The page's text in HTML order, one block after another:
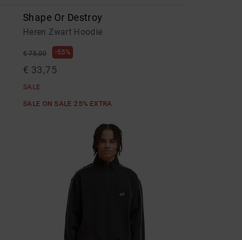
Shape Or Destroy
Heren Zwart Hoodie
€ 75,00 55%
€ 33,75
SALE
SALE ON SALE 25% EXTRA